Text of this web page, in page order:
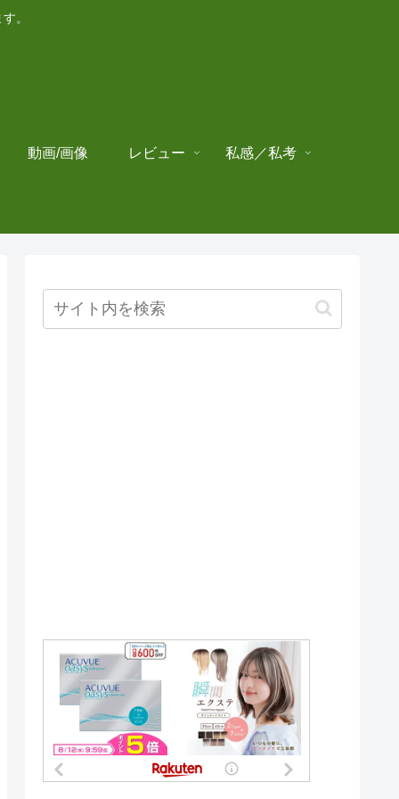
。
動画/画像 レビュー 私感／私考